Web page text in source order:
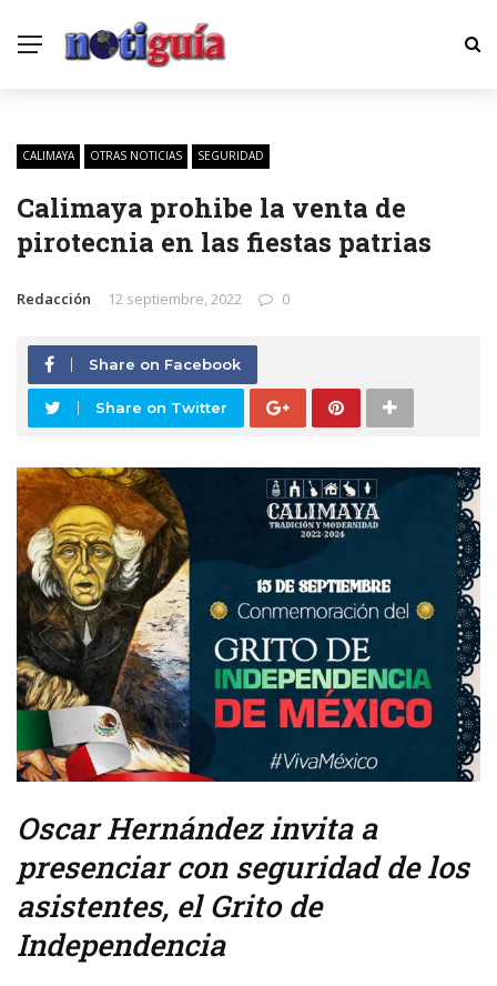
CALIMAYA OTRAS NOTICIAS SEGURIDAD
Calimaya prohibe la venta de
pirotecnia en las fiestas patrias
Redacción 12 septiembre, 2022 0
Share on Facebook
Share on Twitter
Oscar Hernández invita a
presenciar con seguridad de los
asistentes, el Grito de
Independencia